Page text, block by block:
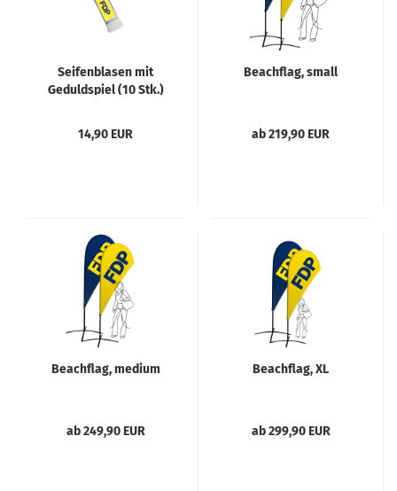
Seifenblasen mit
Geduldspiel (10 Stk.)
14,90 EUR
Beachflag, small
ab 219,90 EUR
Beachflag, medium
ab 249,90 EUR
Beachflag, XL
ab 299,90 EUR